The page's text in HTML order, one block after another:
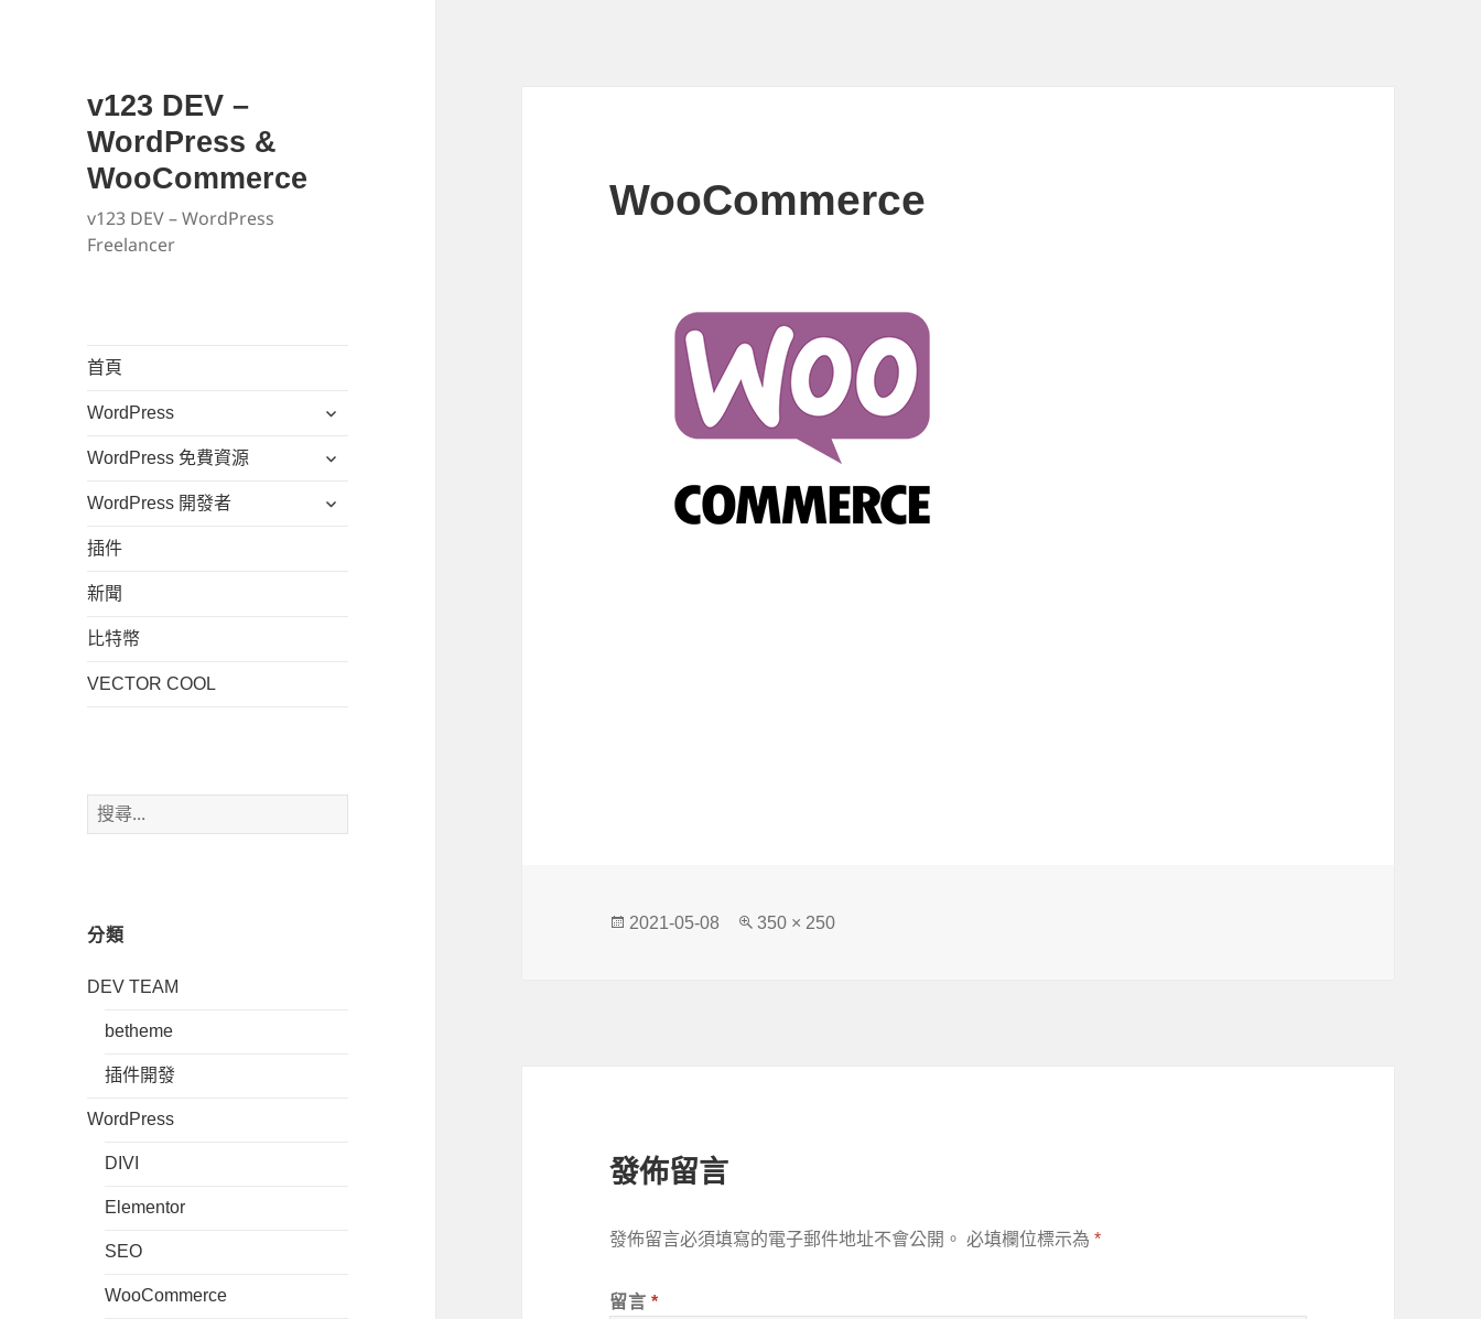
v123 DEV –
WordPress &
WooCommerce
v123 DEV – WordPress
Freelancer
首頁
WordPress
展
子
WordPress 免費資源
展
子
WordPress 開發者
展
插件
新聞
比特幣
VECTOR COOL
搜
尋
分類
DEV TEAM
betheme
插件開發
WordPress
DIVI
Elementor
SEO
WooCommerce
WooCommerce
發
2021-05-08
完
350 × 250
發佈留言
發佈留言必須填寫的電子郵件地址不會公開。 必填欄位標示為*
留言*